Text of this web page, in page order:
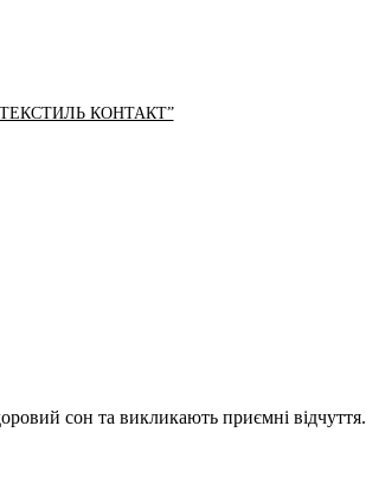
КОНТАКТ”
сон та викликають приємні відчуття.